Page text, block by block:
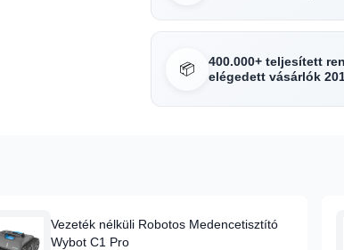
📦
400.000+ teljesített
elégedett vásárlók
Vezeték nélküli Robotos Medencetisztító
Wybot C1 Pro